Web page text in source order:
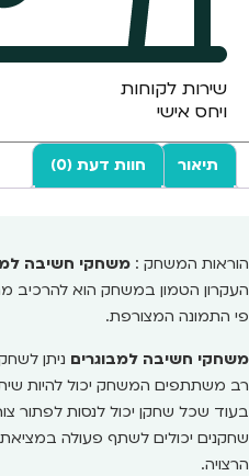
שירות לקוחות
ויחס אישי
תיאור חוות דעת (0)
הוראות המשחק : משחקי חשיבה
העקרון הטמון במשחק הוא להרכיב
פי התמונה המצורפת.
משחקי חשיבה למבוגרים ניתן
רב משתתפים המשחק יכול להיות
בעוד שכל שחקן יכול לנסות לפתור
שחקנים יכולים לשתף פעולה
הרצויה.